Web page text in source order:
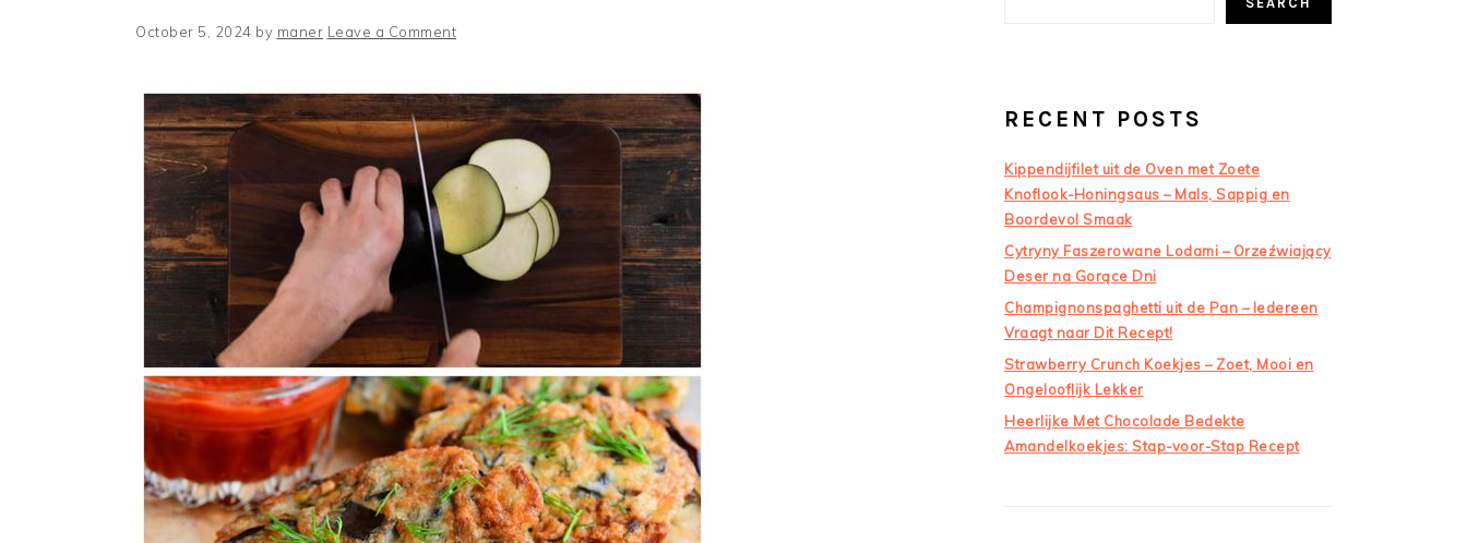
October 5, 2024 by maner Leave a Comment
RECENT POSTS
Kippendijfilet uit de Oven met Zoete
Knoflook-Honingsaus – Mals, Sappig en
Boordevol Smaak
Cytryny Faszerowane Lodami – Orzeźwiający
Deser na Gorące Dni
Champignonspaghetti uit de Pan – Iedereen
Vraagt naar Dit Recept!
Strawberry Crunch Koekjes – Zoet, Mooi en
Ongelooflijk Lekker
Heerlijke Met Chocolade Bedekte
Amandelkoekjes: Stap-voor-Stap Recept